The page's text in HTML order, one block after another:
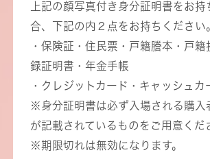
上記の顔写真付き身分証明書をお持
合、下記の内２点をお持ちください
・保険証・住民票・戸籍謄本・戸籍
録証明書・年金手帳
・クレジットカード・キャッシュカ
※身分証明書は必ず入場される購入
が記載されているものをご用意くだ
※期限切れは無効になります。